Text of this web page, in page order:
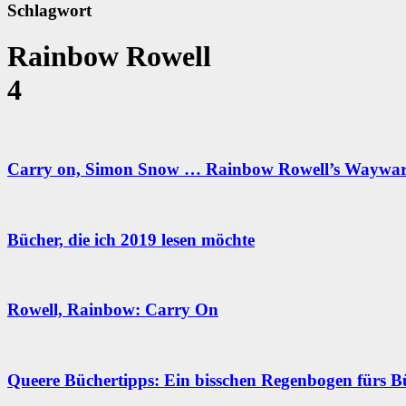
Schlagwort
Rainbow Rowell
4
Carry on, Simon Snow … Rainbow Rowell’s
Bücher, die ich 2019 lesen möchte
Rowell, Rainbow: Carry On
Queere Büchertipps: Ein bisschen Regenbogen fürs